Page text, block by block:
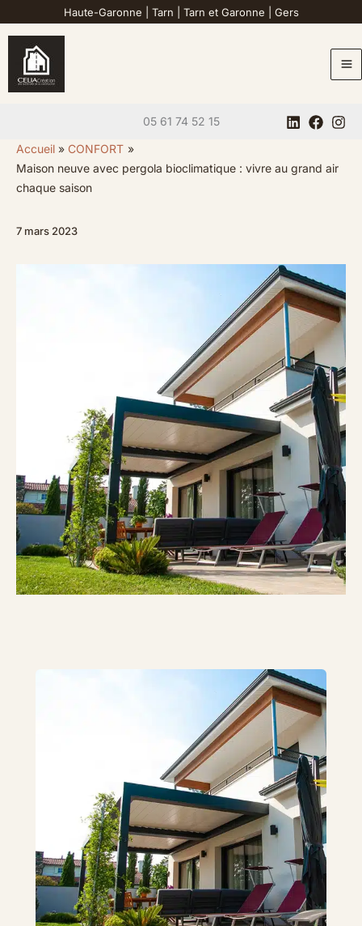
au
contenu
Haute-Garonne Tarn Tarn et Garonne Gers
05 61 74 52 15
Accueil
CONFORT
Maison neuve avec pergola bioclimatique : vivre au grand air
chaque saison
7 mars 2023